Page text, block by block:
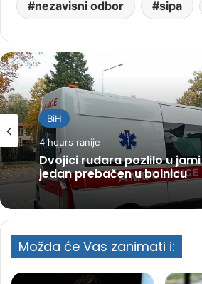
nezavisni odbor sipa
BiH
4 hours ranije
Dvojici rudara pozlilo u
jedan prebačen u bolnicu
Možda će Vas zanimati i: